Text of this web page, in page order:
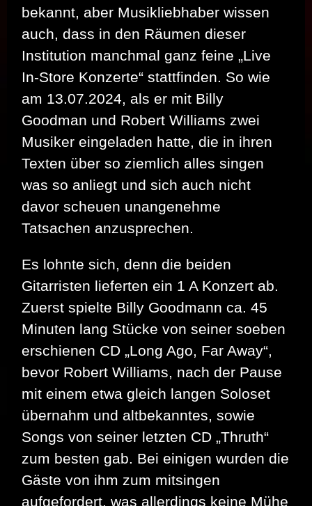
bekannt, aber Musikliebhaber wissen
auch, dass in den Räumen dieser
Institution manchmal ganz feine „Live
In-Store Konzerte“ stattfinden. So wie
am 13.07.2024, als er mit Billy
Goodman und Robert Williams zwei
Musiker eingeladen hatte, die in ihren
Texten über so ziemlich alles singen
was so anliegt und sich auch nicht
davor scheuen unangenehme
Tatsachen anzusprechen.
Es lohnte sich, denn die beiden
Gitarristen lieferten ein 1 A Konzert ab.
Zuerst spielte Billy Goodmann ca. 45
Minuten lang Stücke von seiner soeben
erschienen CD „Long Ago, Far Away“,
bevor Robert Williams, nach der Pause
mit einem etwa gleich langen Soloset
übernahm und altbekanntes, sowie
Songs von seiner letzten CD „Thruth“
zum besten gab. Bei einigen wurden die
Gäste von ihm zum mitsingen
aufgefordert, was allerdings keine Mühe